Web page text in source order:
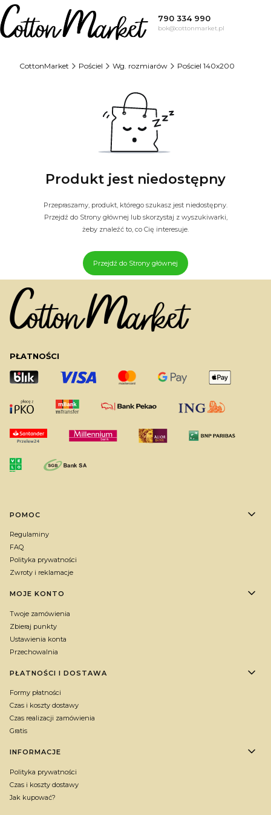
790 334 990
bok@cottonmarket.pl
CottonMarket Pościel Wg. rozmiarów Pościel 140x200
Produkt jest niedostępny
Przepraszamy, produkt, którego szukasz jest niedostępny.
Przejdź do Strony głównej lub skorzystaj z wyszukiwarki,
żeby znaleźć to, co Cię interesuje.
Przejdź do Strony głównej
PŁATNOŚCI
Linki w stopce
POMOC
Regulaminy
FAQ
Polityka prywatności
Zwroty i reklamacje
MOJE KONTO
Twoje zamówienia
Zbieraj punkty
Ustawienia konta
Przechowalnia
PŁATNOŚCI I DOSTAWA
Formy płatności
Czas i koszty dostawy
Czas realizacji zamówienia
Gratis
INFORMACJE
Polityka prywatności
Czas i koszty dostawy
Jak kupować?